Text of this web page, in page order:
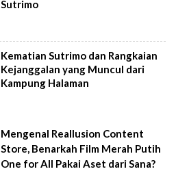
Sutrimo
Kematian Sutrimo dan Rangkaian
Kejanggalan yang Muncul dari
Kampung Halaman
Mengenal Reallusion Content
Store, Benarkah Film Merah Putih
One for All Pakai Aset dari Sana?